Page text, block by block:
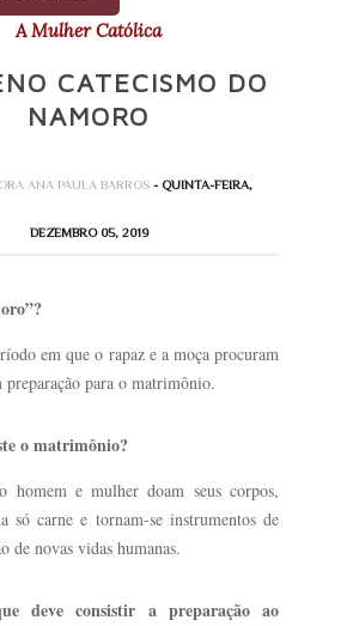
A Mulher Católica
CATECISMO DO
NAMORO
ANA PAULA BARROS- QUINTA-FEIRA,
DEZEMBRO 05, 2019
em que o rapaz e a moça procuram
preparação para o matrimônio.
o matrimônio?
homem e mulher doam seus corpos,
só carne e tornam-se instrumentos de
de novas vidas humanas.
deve consistir a preparação ao